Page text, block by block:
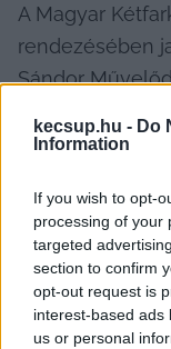
kecsup.hu - Do
Information
If you wish to opt-
processing of your
targeted
section to confirm
opt-out request is
interest-based ads
us or personal
A Magyar
rendezésében
Sándor
országgyűlési
PÉNZ?” című
helvéciai
végén a
kormány
választásokról